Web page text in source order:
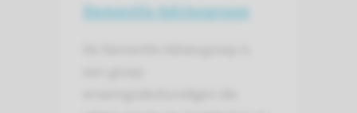
Dementie Adviesgroep